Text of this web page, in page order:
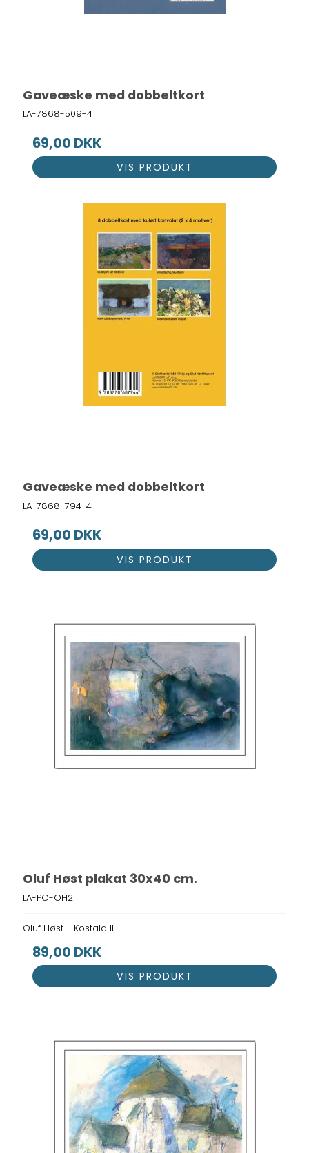
Gaveæske med dobbeltkort
LA-7868-509-4
69,00 DKK
VIS PRODUKT
Gaveæske med dobbeltkort
LA-7868-794-4
69,00 DKK
VIS PRODUKT
Oluf Høst plakat 30x40 cm.
LA-PO-OH2
Oluf Høst - Kostald II
89,00 DKK
VIS PRODUKT